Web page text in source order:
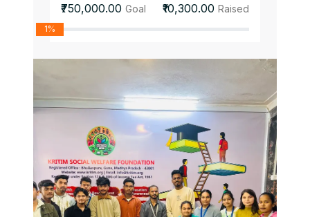
₹750,000.00 Goal ₹10,300.00 Raised
1%